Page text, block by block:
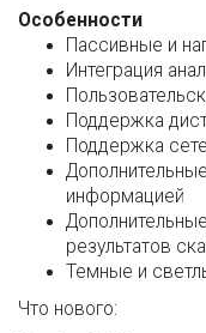
Особенности
Пассивные и
Интеграция
Поддержка
Поддержка
информацией
результатов
Темные и
Что нового: